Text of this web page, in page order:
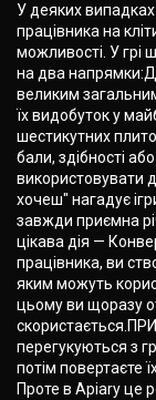
У деяких
працівника на
можливості. У грі
на два
великим
їх видобуток у
шестикутних
бали, здібності
використовувати
хочеш" нагадує
завжди приємна
цікава дія —
працівника, ви
яким можуть
цьому ви щоразу
перегукуються з
потім повертаєте
Проте в Apiary це